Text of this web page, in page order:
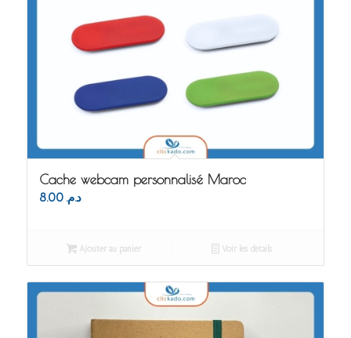
Cache webcam personnalisé Maroc
د.م. 8.00
Ajouter au panier Voir les détails